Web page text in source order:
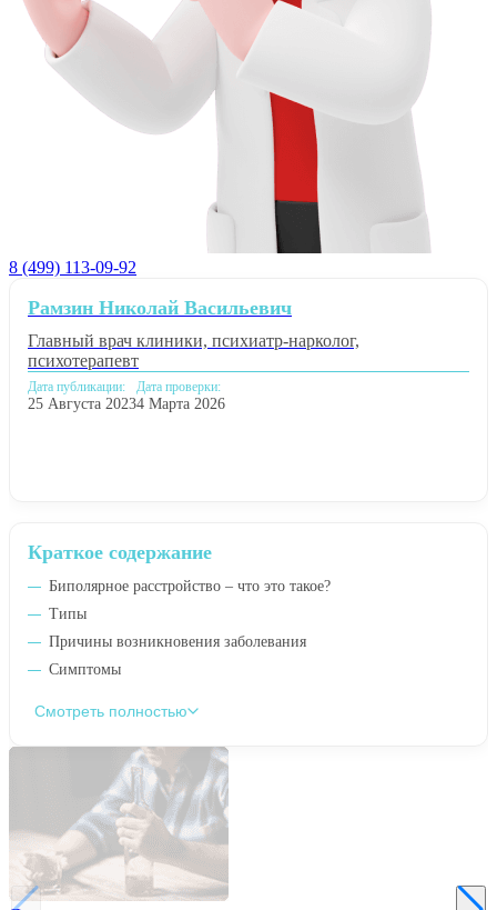
8 (499) 113-09-92
Краткое содержание
Биполярное расстройство – что это такое?
Типы
Причины возникновения заболевания
Симптомы
Смотреть полностью
Рамзин Николай Васильевич
Главный врач клиники, психиатр-нарколог,
психотерапевт
Дата публикации:
25 Августа 2023
Дата проверки:
4 Марта 2026